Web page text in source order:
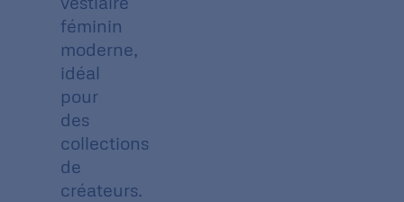
féminin
moderne,
idéal
pour
des
collections
de
créateurs.